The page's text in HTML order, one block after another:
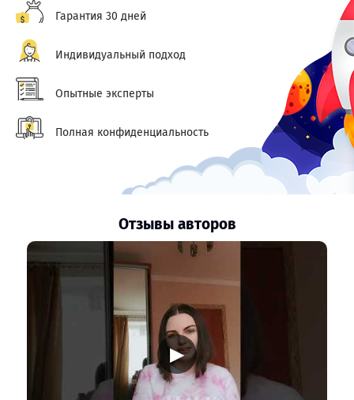
Гарантия 30 дней
Индивидуальный подход
Опытные эксперты
Полная конфиденциальность
Отзывы авторов
▶